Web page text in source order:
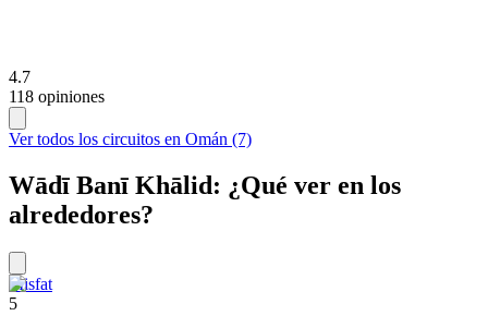
4.7
118 opiniones
Ver todos los circuitos en Omán (7)
Wādī Banī Khālid: ¿Qué ver en los
alrededores?
Misfat
5